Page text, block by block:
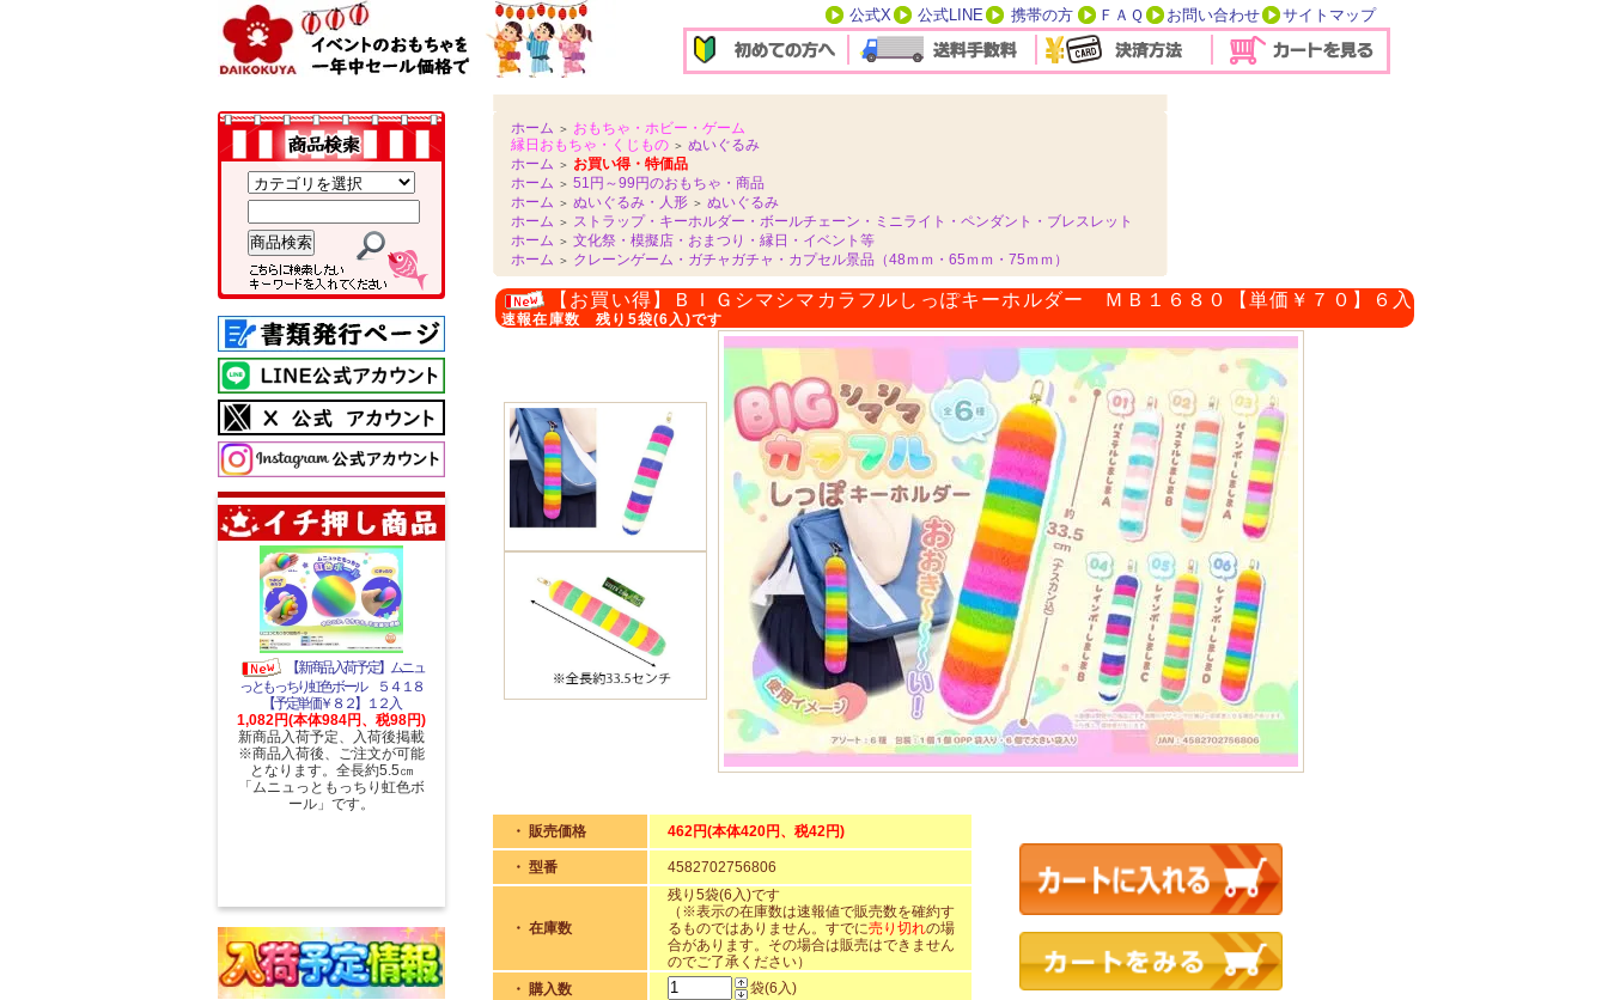
公式X 公式LINE 携帯の方 ＦＡＱ お問い合わせ サイトマップ
【新商品入荷予定】ムニュ
っともっちり虹色ボール ５４１８
【予定単価￥８２】１２入
1,082円(本体984円、税98円)
新商品入荷予定、入荷後掲載
※商品入荷後、ご注文が可能
となります。全長約5.5㎝
「ムニュっともっちり虹色ボ
ール」です。
ホーム ＞ おもちゃ・ホビー・ゲーム
縁日おもちゃ・くじもの ＞ ぬいぐるみ
ホーム ＞ お買い得・特価品
ホーム ＞ 51円～99円のおもちゃ・商品
ホーム ＞ ぬいぐるみ・人形 ＞ ぬいぐるみ
ホーム ＞ ストラップ・キーホルダー・ボールチェーン・ミニライト・ペンダント・ブレスレット
ホーム ＞ 文化祭・模擬店・おまつり・縁日・イベント等
ホーム ＞ クレーンゲーム・ガチャガチャ・カプセル景品（48ｍｍ・65ｍｍ・75ｍｍ）
【お買い得】ＢＩＧシマシマカラフルしっぽキーホルダー ＭＢ１６８０【単価￥７０】６入
速報在庫数 残り5袋(6入)です
・ 販売価格 462円(本体420円、税42円)
・ 型番 4582702756806
・ 在庫数
残り5袋(6入)です
（※表示の在庫数は速報値で販売数を確約す
るものではありません。すでに売り切れの場
合があります。その場合は販売はできません
のでご了承ください）
・ 購入数
袋(6入)